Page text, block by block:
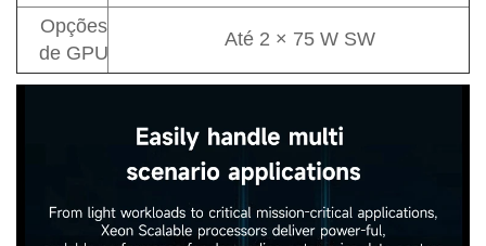
Opções
de GPU
Até 2 × 75 W SW